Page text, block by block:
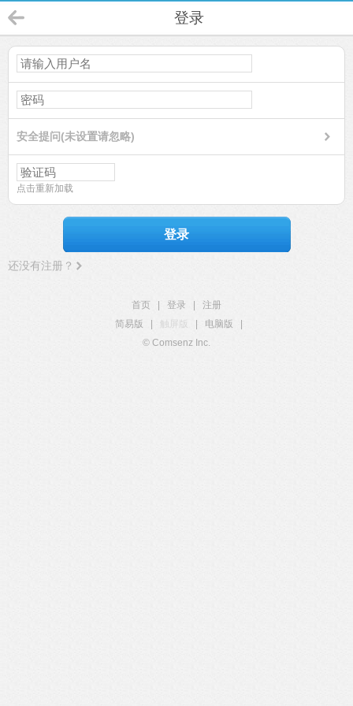
登录
安全提问(未设置请忽略)
点击重新加载
登录
还没有注册？
首页 登录
注册
简易版
触屏版 电脑版
© Comsenz Inc.